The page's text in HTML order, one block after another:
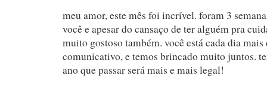
meu amor, este mês foi incrível. foram 3
você e apesar do cansaço de ter alguém pra
muito gostoso também. você está cada dia
comunicativo, e temos brincado muito juntos.
ano que passar será mais e mais legal!